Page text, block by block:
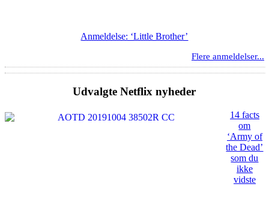
Anmeldelse: ‘Little Brother’
Flere anmeldelser...
Udvalgte Netflix nyheder
14 facts
om
‘Army of
the Dead’
som du
ikke
vidste